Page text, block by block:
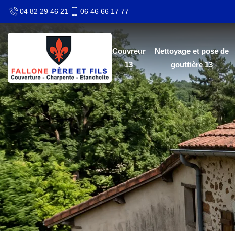
04 82 29 46 21 06 46 66 17 77
Couvreur
13
Nettoyage et pose de
gouttière 13